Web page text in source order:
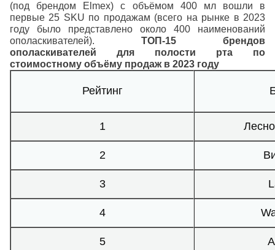
(под брендом Elmex) с объёмом 400 мл вошли в
первые 25 SKU по продажам (всего на рынке в 2023
году было представлено около 400 наименований
ополаскивателей). ТОП-15 брендов
ополаскивателей для полости рта по
стоимостному объёму продаж в 2023 году
Рейтинг
1
2
3
4
5